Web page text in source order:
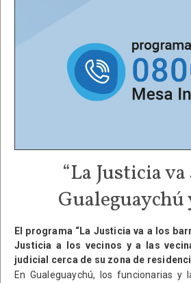
“La Justicia
El programa “La Justicia va a los
Justicia a los vecinos y a las
judicial cerca de su zona de
En Gualeguaychú, los funcionarias